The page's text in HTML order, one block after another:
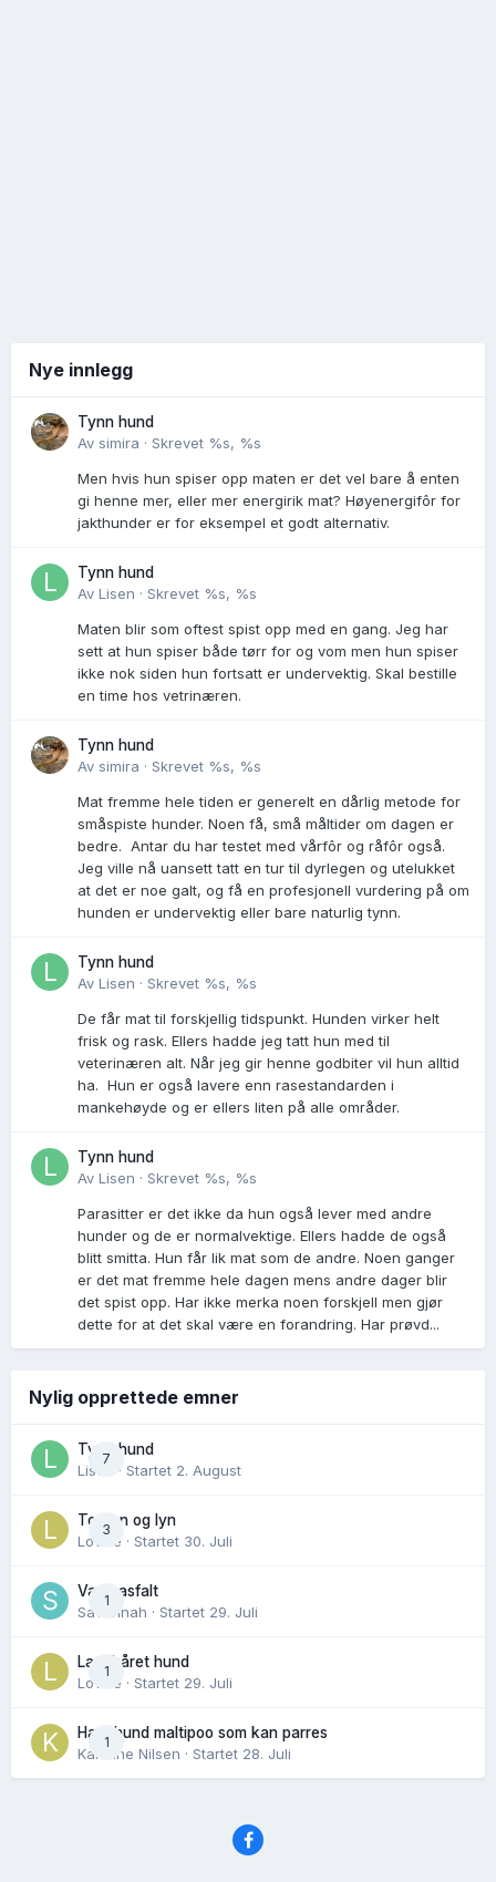
Nye innlegg
Tynn hund
Av simira · Skrevet %s, %s
Men hvis hun spiser opp maten er det vel bare å enten
gi henne mer, eller mer energirik mat? Høyenergifôr for
jakthunder er for eksempel et godt alternativ.
Tynn hund
Av Lisen · Skrevet %s, %s
Maten blir som oftest spist opp med en gang. Jeg har
sett at hun spiser både tørr for og vom men hun spiser
ikke nok siden hun fortsatt er undervektig. Skal bestille
en time hos vetrinæren.
Tynn hund
Av simira · Skrevet %s, %s
Mat fremme hele tiden er generelt en dårlig metode for
småspiste hunder. Noen få, små måltider om dagen er
bedre. Antar du har testet med vårfôr og råfôr også.
Jeg ville nå uansett tatt en tur til dyrlegen og utelukket
at det er noe galt, og få en profesjonell vurdering på om
hunden er undervektig eller bare naturlig tynn.
Tynn hund
Av Lisen · Skrevet %s, %s
De får mat til forskjellig tidspunkt. Hunden virker helt
frisk og rask. Ellers hadde jeg tatt hun med til
veterinæren alt. Når jeg gir henne godbiter vil hun alltid
ha. Hun er også lavere enn rasestandarden i
mankehøyde og er ellers liten på alle områder.
Tynn hund
Av Lisen · Skrevet %s, %s
Parasitter er det ikke da hun også lever med andre
hunder og de er normalvektige. Ellers hadde de også
blitt smitta. Hun får lik mat som de andre. Noen ganger
er det mat fremme hele dagen mens andre dager blir
det spist opp. Har ikke merka noen forskjell men gjør
dette for at det skal være en forandring. Har prøvd...
Nylig opprettede emner
7
Tynn hund
Lisen
· Startet 2. August
3
Torden og lyn
Lovise · Startet 30. Juli
1
Varm asfalt
Savannah · Startet 29. Juli
1
Langhåret hund
Lovise · Startet 29. Juli
1
Hannhund maltipoo som kan parres
Karoline Nilsen · Startet 28. Juli